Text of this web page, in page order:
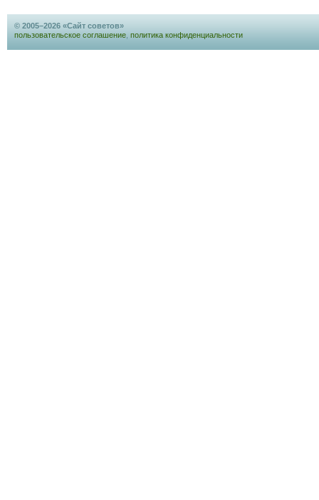
© 2005–2026 «Сайт советов»
пользовательское соглашение политика конфиденциальности